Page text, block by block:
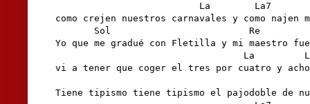
La        La7
como crejen nuestros carnavales y como najen
       Sol                         Re
Yo que me gradué con Fletilla y mi maestro fue
La
vi a tener que coger el tres por cuatro y
Tiene tipismo tiene tipismo el pajodoble de